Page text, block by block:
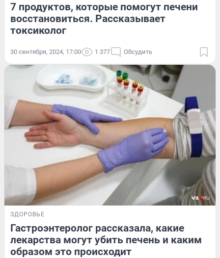
7 продуктов, которые помогут печени
восстановиться. Рассказывает
токсиколог
30 сентября, 2024, 17:00 1 377 Обсудить
ЗДОРОВЬЕ
Гастроэнтеролог рассказала, какие
лекарства могут убить печень и каким
образом это происходит